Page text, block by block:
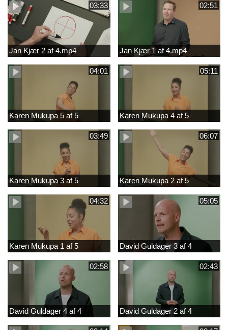
03:33
Jan Kjær 2 af 4.mp4
02:51
Jan Kjær 1 af 4.mp4
04:01
Karen Mukupa 5 af 5
05:11
Karen Mukupa 4 af 5
03:49
Karen Mukupa 3 af 5
06:07
Karen Mukupa 2 af 5
04:32
Karen Mukupa 1 af 5
05:05
David Guldager 3 af 4
02:58
David Guldager 4 af 4
02:43
David Guldager 2 af 4